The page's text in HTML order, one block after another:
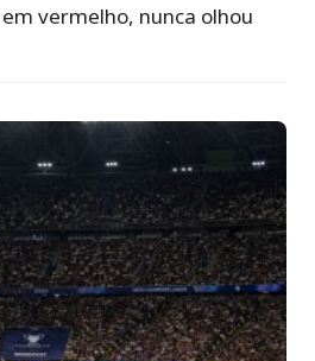
vermelho, nunca olhou